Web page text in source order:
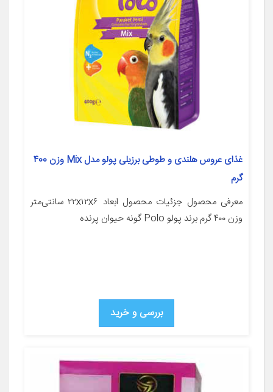
غذای عروس هلندی و طوطی برزیلی پولو مدل Mix وزن 400
گرم
معرفی محصول جزئیات محصول ابعاد ۲۲x۱۲x۶ سانتی‌متر
وزن ۴۰۰ گرم برند پولو Polo گونه حیوان پرنده
بررسی و خرید